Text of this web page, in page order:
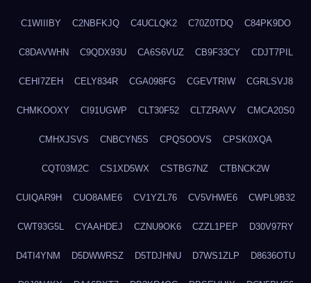
C1WIIIBY C2NBFKJQ C4UCLQK2 C70Z0TDQ C84PK9DO
C8DAVWHN C9QDX93U CA6S6VUZ CB9F33CY CDJT7PIL
CEHI7ZEH CELY834R CGA098FG CGEVTRIW CGRLSVJ8
CHMKOOXY CI91UGWP CLT30F52 CLTZRAVV CMCA20S0
CMHXJSVS CNBCYN5S CPQSOOVS CPSK0XQA
CQT03M2C CS1XD5WX CSTBG7NZ CTBNCK2W
CUIQAR9H CUO8AME6 CV1YZL76 CV5VHWE6 CWPL9B32
CWT93G5L CYAAHDEJ CZNU9OK6 CZZL1PEP D30V97RY
D4TI4YNM D5DWWRSZ D5TDJHNU D7WS1ZLP D8636OTU